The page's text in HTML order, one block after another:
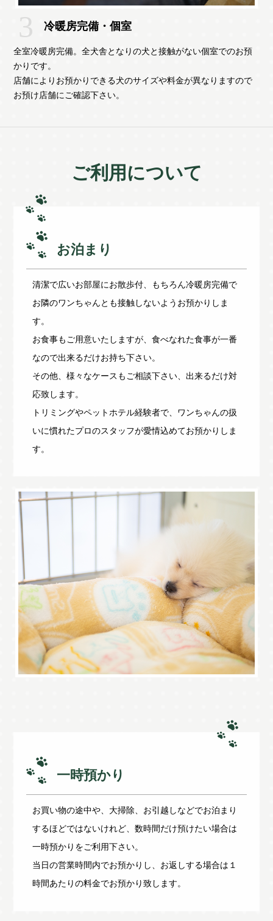
冷暖房完備・個室
全室冷暖房完備。全犬舎となりの犬と接触がない個室でのお預
かりです。
店舗によりお預かりできる犬のサイズや料金が異なりますので
お預け店舗にご確認下さい。
ご利用について
お泊まり
清潔で広いお部屋にお散歩付、もちろん冷暖房完備で
お隣のワンちゃんとも接触しないようお預かりしま
す。
お食事もご用意いたしますが、食べなれた食事が一番
なので出来るだけお持ち下さい。
その他、様々なケースもご相談下さい、出来るだけ対
応致します。
トリミングやペットホテル経験者で、ワンちゃんの扱
いに慣れたプロのスタッフが愛情込めてお預かりしま
す。
一時預かり
お買い物の途中や、大掃除、お引越しなどでお泊まり
するほどではないけれど、数時間だけ預けたい場合は
一時預かりをご利用下さい。
当日の営業時間内でお預かりし、お返しする場合は１
時間あたりの料金でお預かり致します。